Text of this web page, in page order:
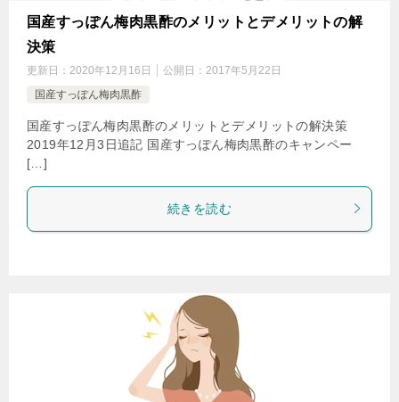
国産すっぽん梅肉黒酢のメリットとデメリットの解
決策
更新日： 2020年12月16日 公開日： 2017年5月22日
国産すっぽん梅肉黒酢
国産すっぽん梅肉黒酢のメリットとデメリットの解決策
2019年12月3日追記 国産すっぽん梅肉黒酢のキャンペー
[…]
続きを読む